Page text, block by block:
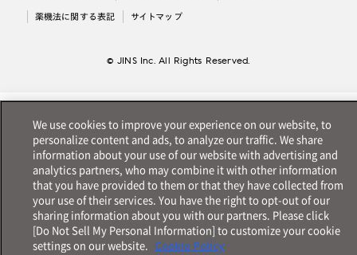
薬機法に関する表記 サイトマップ
© JINS Inc. All Rights Reserved.
We use cookies to improve your experience on our website, to
personalize content and ads, to analyze our traffic. We share
information about your use of our website with advertising and
analytics partners, who may combine it with other information
that you have provided to them or that they have collected from
your use of their services. You have the right to opt-out of our
sharing information about you with our partners. Please click
[Do Not Sell My Personal Information] to customize your cookie
settings on our website. Cookie Policy